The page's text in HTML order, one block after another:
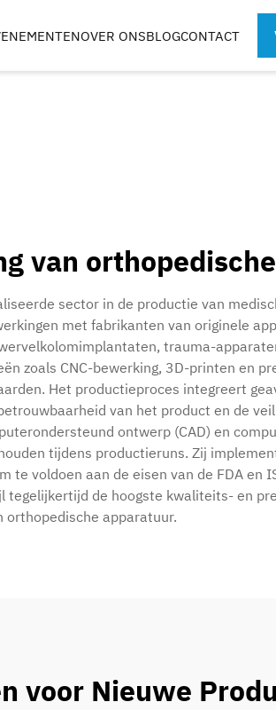
& BLADEN
OVER ONSBLOGCONTACT
van
sector in de productie van
met fabrikanten van originele
trauma-
zoals CNC-bewerking, 3D-printen en
Het productieproces integreert
van het product en de
ontwerp (CAD) en
tijdens productieruns. Zij
voldoen aan de eisen van de FDA en
de hoogste kwaliteits- en
orthopedische apparatuur.
voor Nieuwe